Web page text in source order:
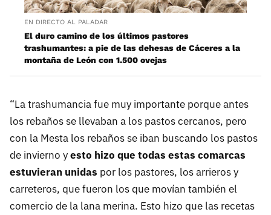
EN DIRECTO AL PALADAR
El duro camino de los últimos pastores
trashumantes: a pie de las dehesas de Cáceres a la
montaña de León con 1.500 ovejas
“La trashumancia fue muy importante porque antes
los rebaños se llevaban a los pastos cercanos, pero
con la Mesta los rebaños se iban buscando los pastos
de invierno yesto hizo que todas estas comarcas
estuvieran unidas por los pastores, los arrieros y
carreteros, que fueron los que movían también el
comercio de la lana merina. Esto hizo que las recetas